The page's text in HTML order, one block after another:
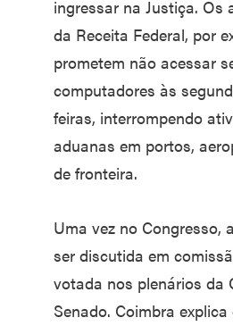
ingressar na Justiça. Os
da Receita Federal, por
prometem não acessar
computadores às
feiras, interrompendo
aduanas em portos,
de fronteira.
Uma vez no Congresso,
ser discutida em
votada nos plenários da
Senado. Coimbra